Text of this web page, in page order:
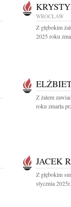
WROCŁAW
Z głębokim
2025 roku
Z żalem
roku zmarła
JACEK
Z głębokim
stycznia